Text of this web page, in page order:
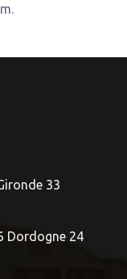
33
Dordogne 24